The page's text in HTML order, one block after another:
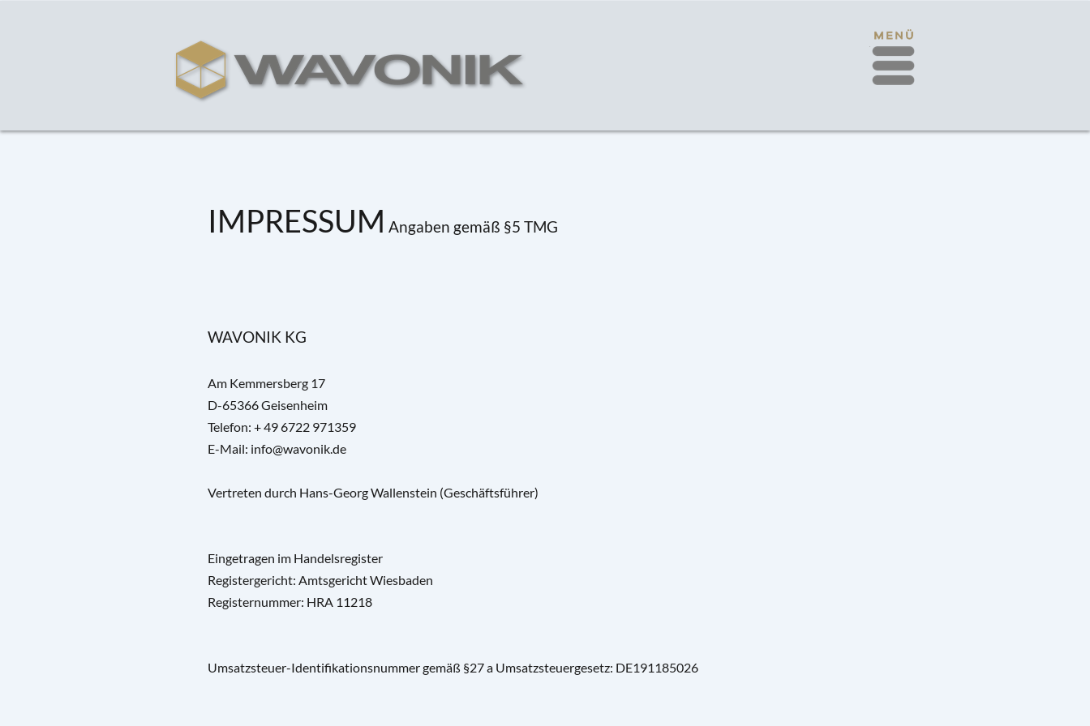
IMPRESSUM Angaben gemäß §5 TMG
WAVONIK KG
Am Kemmersberg 17
D-65366 Geisenheim
Telefon: + 49 6722 971359
E-Mail: info@wavonik.de
Vertreten durch Hans-Georg Wallenstein (Geschäftsführer)
Eingetragen im Handelsregister
Registergericht: Amtsgericht Wiesbaden
Registernummer: HRA 11218
Umsatzsteuer-Identifikationsnummer gemäß §27 a Umsatzsteuergesetz: DE191185026